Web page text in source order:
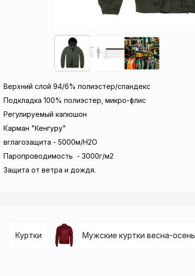
Верхний слой 94/6% полиэстер/спандекс
Подкладка 100% полиэстер, микро-флис
Регулируемый капюшон
Карман "Кенгуру"
вглагозащита - 5000м/H2O
Паропроводимость - 3000г/м2
Защита от ветра и дождя.
Куртки Мужские куртки весна-осень